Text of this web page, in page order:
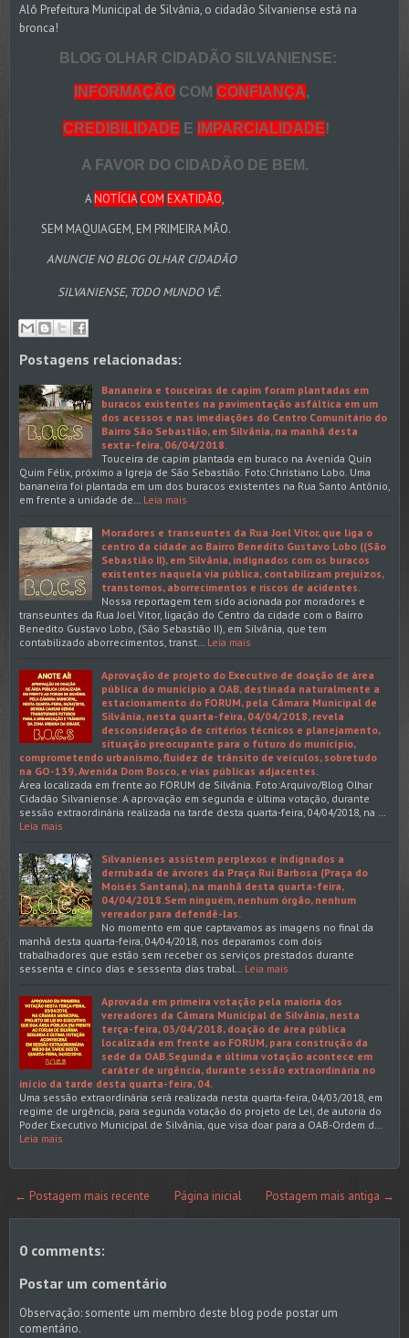
Alô Prefeitura Municipal de Silvânia, o cidadão Silvaniense está na
bronca!
BLOG OLHAR CIDADÃO SILVANIENSE:
INFORMAÇÃO COM CONFIANÇA,
CREDIBILIDADE E IMPARCIALIDADE!
A FAVOR DO CIDADÃO DE BEM.
ANOTÍCIA COM EXATIDÃO,
SEM MAQUIAGEM, EM PRIMEIRA MÃO.
ANUNCIE NO BLOG OLHAR CIDADÃO
SILVANIENSE, TODO MUNDO VÊ.
Postagens relacionadas:
Bananeira e touceiras de capim foram plantadas em
buracos existentes na pavimentação asfáltica em um
dos acessos e nas imediações do Centro Comunitário do
Bairro São Sebastião, em Silvânia, na manhã desta
sexta-feira, 06/04/2018.
Touceira de capim plantada em buraco na Avenida Quin
Quim Félix, próximo a Igreja de São Sebastião. Foto:Christiano Lobo. Uma
bananeira foi plantada em um dos buracos existentes na Rua Santo Antônio,
em frente a unidade de… Leia mais
Moradores e transeuntes da Rua Joel Vitor, que liga o
centro da cidade ao Bairro Benedito Gustavo Lobo ((São
Sebastião II), em Silvânia, indignados com os buracos
existentes naquela via pública, contabilizam prejuízos,
transtornos, aborrecimentos e riscos de acidentes.
Nossa reportagem tem sido acionada por moradores e
transeuntes da Rua Joel Vitor, ligação do Centro da cidade com o Bairro
Benedito Gustavo Lobo, (São Sebastião II), em Silvânia, que tem
contabilizado aborrecimentos, transt… Leia mais
Aprovação de projeto do Executivo de doação de área
pública do município a OAB, destinada naturalmente a
estacionamento do FORUM, pela Câmara Municipal de
Silvânia, nesta quarta-feira, 04/04/2018, revela
desconsideração de critérios técnicos e planejamento,
situação preocupante para o futuro do município,
comprometendo urbanismo, fluidez de trânsito de veículos, sobretudo
na GO-139, Avenida Dom Bosco, e vias públicas adjacentes.
Área localizada em frente ao FORUM de Silvânia. Foto:Arquivo/Blog Olhar
Cidadão Silvaniense. A aprovação em segunda e última votação, durante
sessão extraordinária realizada na tarde desta quarta-feira, 04/04/2018, na …
Leia mais
Silvanienses assistem perplexos e indignados a
derrubada de árvores da Praça Rui Barbosa (Praça do
Moisés Santana), na manhã desta quarta-feira,
04/04/2018.Sem ninguém, nenhum órgão, nenhum
vereador para defendê-las.
No momento em que captavamos as imagens no final da
manhã desta quarta-feira, 04/04/2018, nos deparamos com dois
trabalhadores que estão sem receber os serviços prestados durante
sessenta e cinco dias e sessenta dias trabal… Leia mais
Aprovada em primeira votação pela maioria dos
vereadores da Câmara Municipal de Silvânia, nesta
terça-feira, 03/04/2018, doação de área pública
localizada em frente ao FORUM, para construção da
sede da OAB.Segunda e última votação acontece em
caráter de urgência, durante sessão extraordinária no
início da tarde desta quarta-feira, 04.
Uma sessão extraordinária será realizada nesta quarta-feira, 04/03/2018, em
regime de urgência, para segunda votação do projeto de Lei, de autoria do
Poder Executivo Municipal de Silvânia, que visa doar para a OAB-Ordem d…
Leia mais
← Postagem mais recente Postagem mais antiga →
Página inicial
0 comments:
Postar um comentário
Observação: somente um membro deste blog pode postar um
comentário.